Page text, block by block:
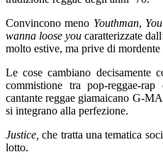
Convincono meno Youthman,
wanna loose you caratterizzate
molto estive, ma prive di
Le cose cambiano decisamente
commistione tra pop-reggae-
cantante reggae giamaicano G-
si integrano alla perfezione.
Justice,che tratta una tematica
lotto.